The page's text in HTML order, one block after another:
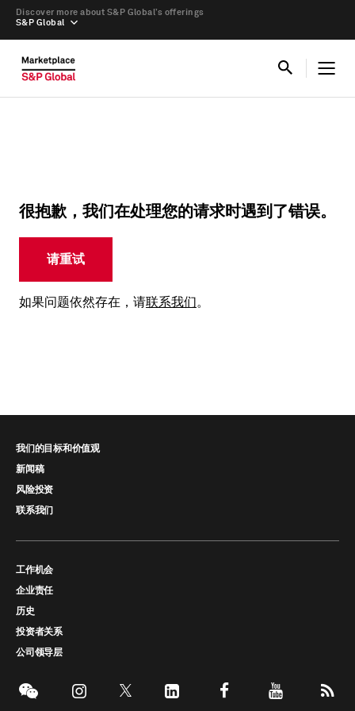
S&P Global
Discover more about S&P Global’s offerings
很抱歉，我们在处理您的请求时遇到了错误。
请重试
如果问题依然存在，请联系我们。
我们的目标和价值观
新闻稿
风险投资
联系我们
工作机会
企业责任
历史
投资者关系
公司领导层